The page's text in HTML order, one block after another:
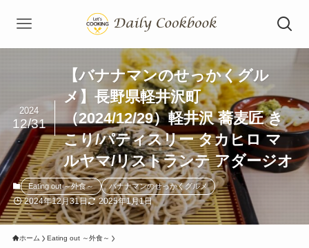
【バナナマンのせっかくグル
メ】長野県軽井沢町
（2024/12/29）軽井沢 蕎麦匠 き
こり/パティスリー タカヒロ マ
ルヤマ/リストランテ アダージオ
2024
12/31
Eating out ～外食～ バナナマンのせっかくグルメ
2024年12月31日 2025年1月1日
ホーム Eating out ～外食～